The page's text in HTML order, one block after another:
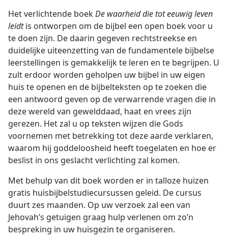
Het verlichtende boekDe waarheid die tot eeuwig leven
leidtis ontworpen om de bijbel een open boek voor u
te doen zijn. De daarin gegeven rechtstreekse en
duidelijke uiteenzetting van de fundamentele bijbelse
leerstellingen is gemakkelijk te leren en te begrijpen. U
zult erdoor worden geholpen uw bijbel in uw eigen
huis te openen en de bijbelteksten op te zoeken die
een antwoord geven op de verwarrende vragen die in
deze wereld van gewelddaad, haat en vrees zijn
gerezen. Het zal u op teksten wijzen die Gods
voornemen met betrekking tot deze aarde verklaren,
waarom hij goddeloosheid heeft toegelaten en hoe er
beslist in ons geslacht verlichting zal komen.
Met behulp van dit boek worden er in talloze huizen
gratis huisbijbelstudiecursussen geleid. De cursus
duurt zes maanden. Op uw verzoek zal een van
Jehovah’s getuigen graag hulp verlenen om zo’n
bespreking in uw huisgezin te organiseren.